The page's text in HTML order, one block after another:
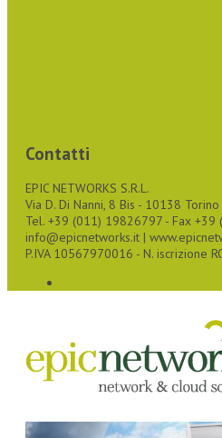
Contatti
EPIC NETWORKS S.R.L.
Via D. Di Nanni, 8 Bis - 10138 Torino
Tel. +39 (011) 19826797 - Fax
info@epicnetworks.it |
P.IVA 10567970016 - N. iscrizione